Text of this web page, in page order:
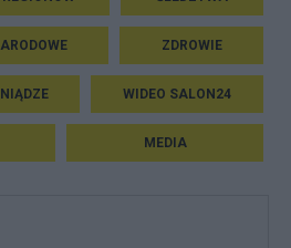
ZDROWIE
WIDEO SALON24
MEDIA